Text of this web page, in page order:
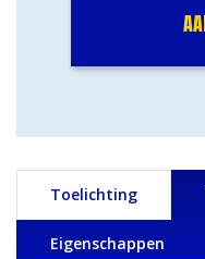
Toelichting
Eigenschappen